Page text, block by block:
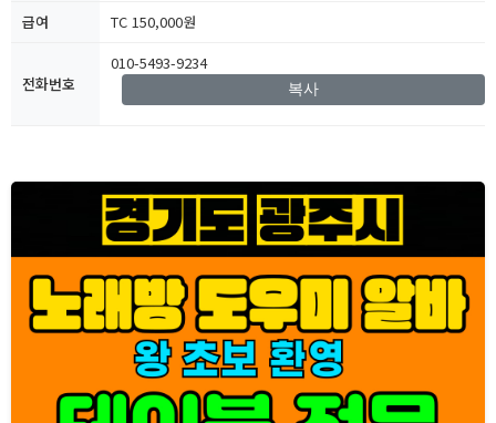
급여
TC 150,000원
전화번호
010-5493-9234
복사